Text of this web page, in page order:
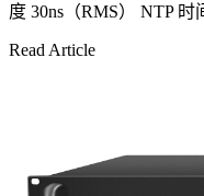
度 30ns（RMS） NTP 时
Read Article